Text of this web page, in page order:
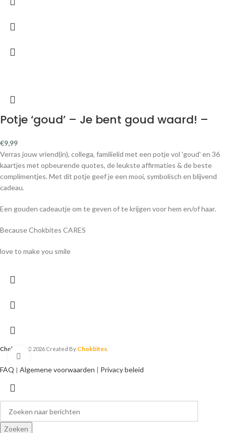
Potje ‘goud’ – Je bent goud waard! –
€9,99
Verras jouw vriend(in), collega, familielid met een potje vol 'goud' en 36
kaartjes met opbeurende quotes, de leukste affirmaties & de beste
complimentjes. Met dit potje geef je een mooi, symbolisch en blijvend
cadeau.
Een gouden cadeautje om te geven of te krijgen voor hem en/of haar.
Because Chokbites CARES
love to make you smile
Chokbites 2026 Created By Chokbites
FAQ | Algemene voorwaarden | Privacy beleid
Zoeken